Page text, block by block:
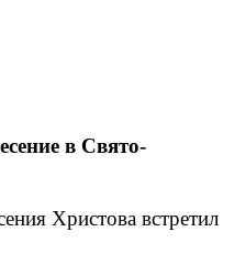
в Свято-
Христова встретил